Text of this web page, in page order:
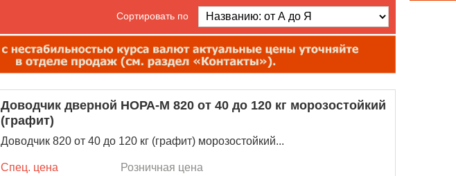
Сортировать по
Доводчик дверной НОРА-М 820 от 40 до 120 кг морозостойкий
(графит)
Доводчик 820 от 40 до 120 кг (графит) морозостойкий...
Спец. цена Розничная цена